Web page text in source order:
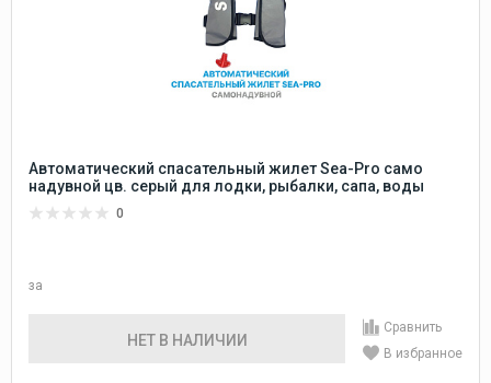
Автоматический спасательный жилет Sea-Pro само
надувной цв. серый для лодки, рыбалки, сапа, воды
0
за
НЕТ В НАЛИЧИИ
Сравнить
В избранное